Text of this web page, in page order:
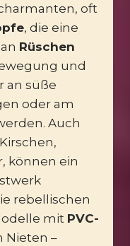
oft
, die eine
Rüschen
und
an süße
oder am
Auch
können ein
rebellischen
mit PVC-
Nieten –